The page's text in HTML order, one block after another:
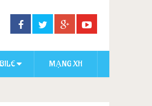
MẠNG XH